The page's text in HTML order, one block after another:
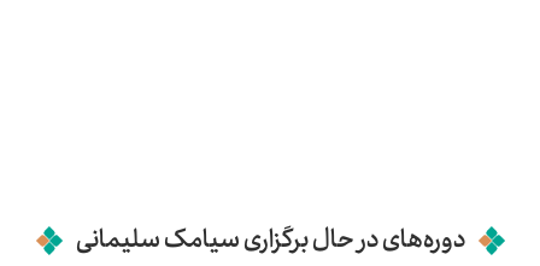
دوره‌های در حال برگزاری سیامک سلیمانی